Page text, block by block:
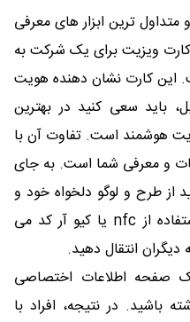
ترین ابزار های معرفی
ویزیت برای یک شرکت به
کارت نشان دهنده هویت
باید سعی کنید در بهترین
هوشمند است. تفاوت آن با
و معرفی شما است. به جای
از طرح و لوگو دلخواه خود و
یک QrCode استفاده کنید. با استفاده از nfc یا کیو آر کد می
دیگران انتقال دهید.
صفحه اطلاعات اختصاصی
باشید. در نتیجه، افراد با